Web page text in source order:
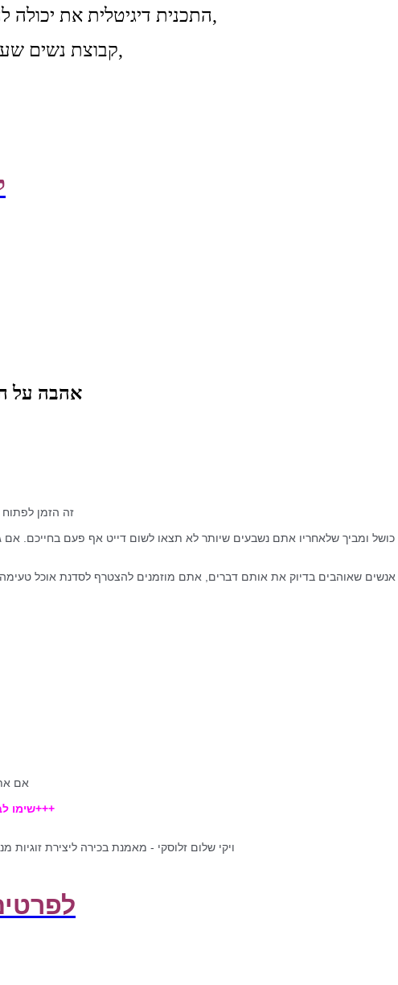
התכנית דיגיטלית את יכולה להיכנס בזמנך הפנוי, ובמקביל לקחת חלק מקבוצה,
קבוצת נשים שעושות יחד את התכנית, נפגשות, דוחפות, תומכות,
אהבה על
זה הזמן
כושל ומביך שלאחריו אתם נשבעים שיותר לא תצאו לשום דייט אף פעם בחייכם.
שאוהבים בדיוק את אותם דברים, אתם מוזמנים להצטרף לסדנת אוכל
​אם אתם בטווח
+++שימו
ויקי שלום זלוסקי - מאמנת בכירה ליצירת זוגיות